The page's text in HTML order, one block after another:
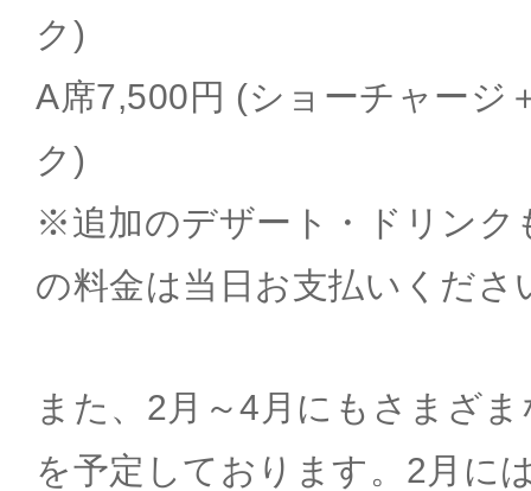
ク)
A席7,500円 (ショーチャージ
ク)
※追加のデザート・ドリンク
の料金は当日お支払いくださ
また、2月～4月にもさまざ
を予定しております。2月に